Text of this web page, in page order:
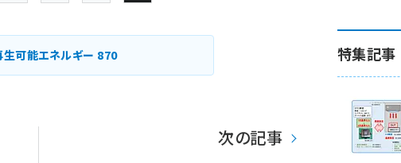
ペー
ジ
送
生可能エネルギー 870
次の記事
特集記事